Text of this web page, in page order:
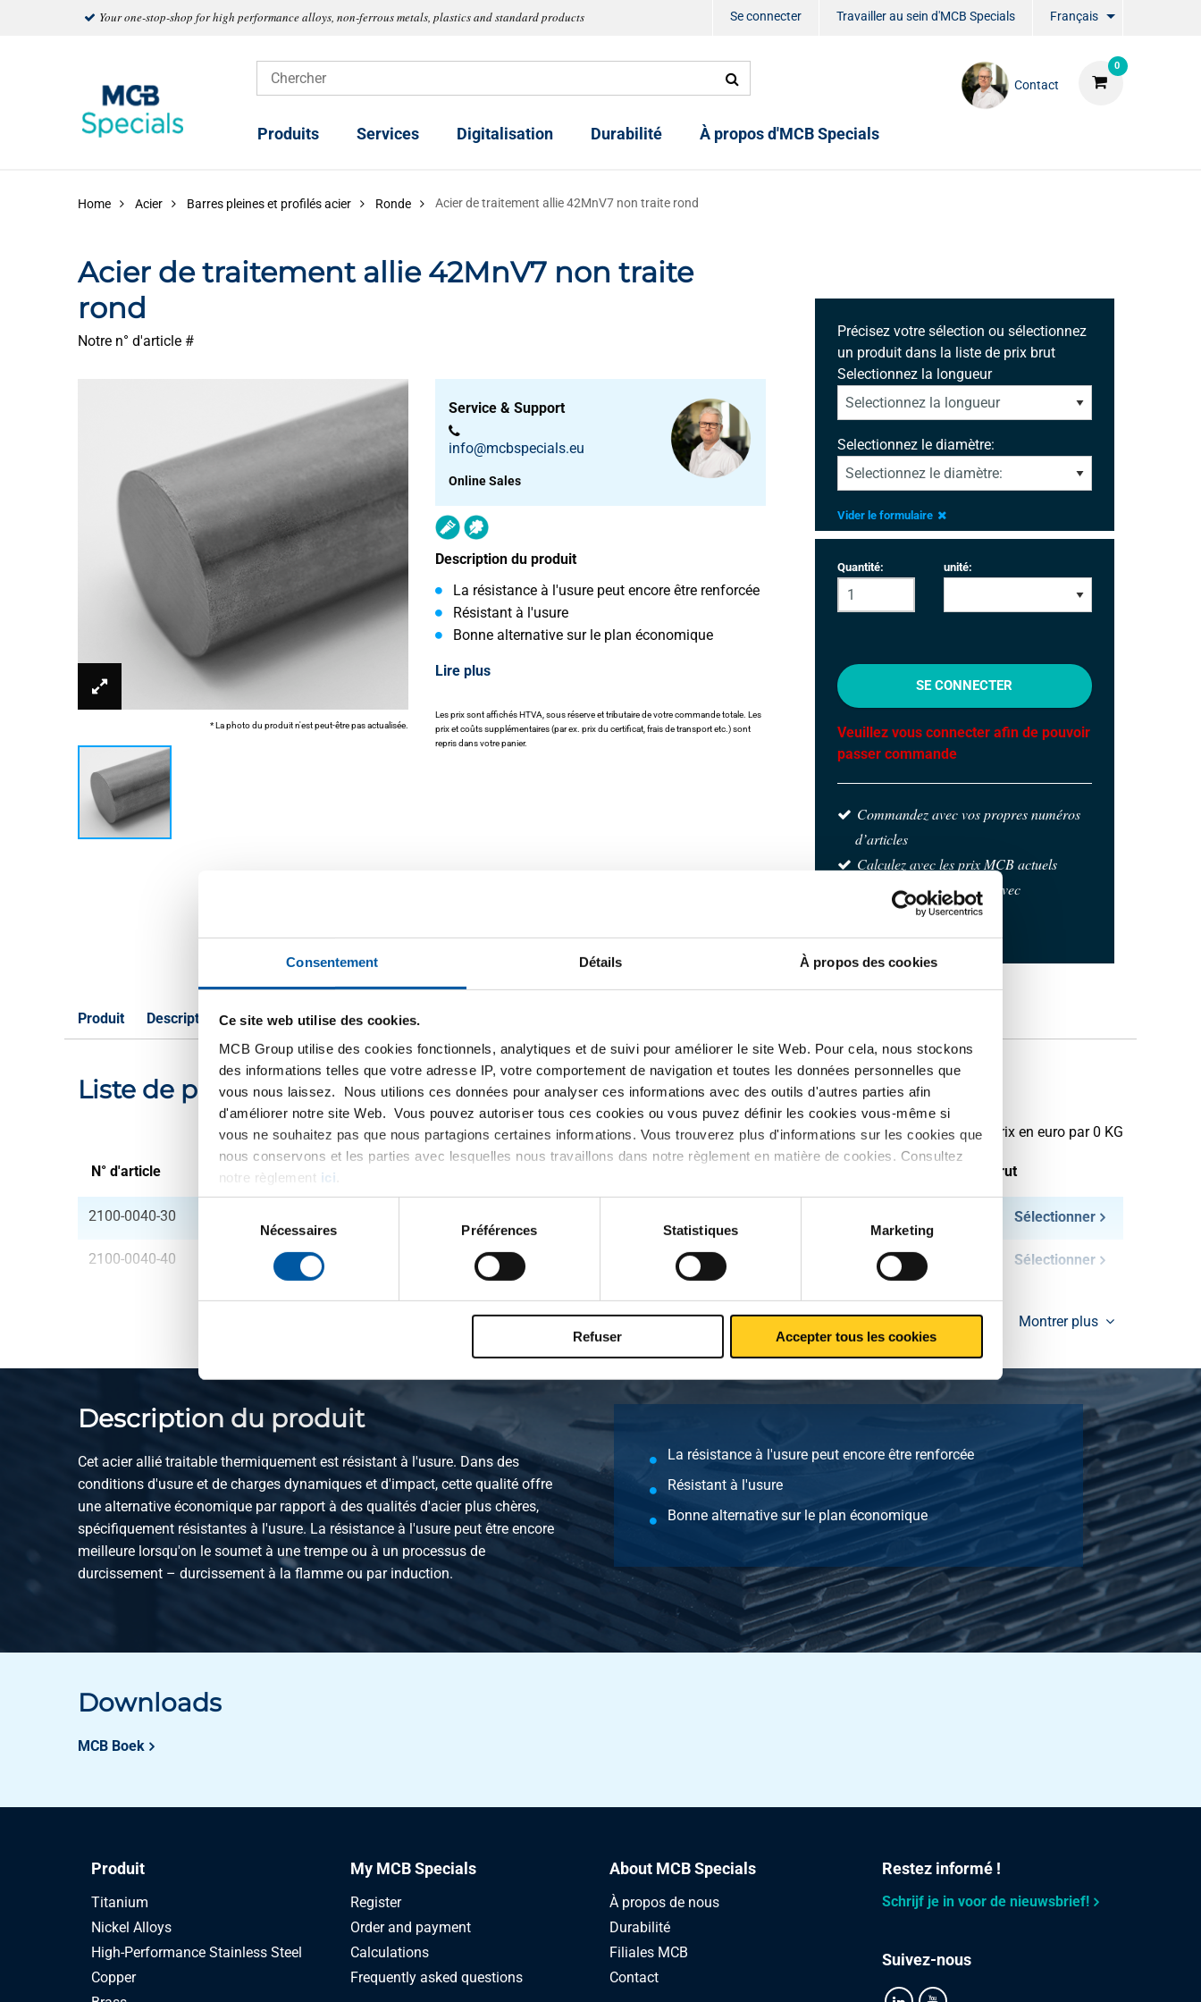
Consentement Détails À propos des cookies
Ce site web utilise des cookies.
MCB Group utilise des cookies fonctionnels, analytiques et de suivi pour améliorer le site Web. Pour cela, nous stockons
des informations telles que votre adresse IP, votre comportement de navigation et toutes les données personnelles que
vous nous laissez. Nous utilions ces données pour analyser ces informations avec des outils d'autres parties afin
d'améliorer notre site Web. Vous pouvez autoriser tous ces cookies ou vous puvez définir les cookies vous-même si
vous ne souhaitez pas que nous partagions certaines informations. Vous trouverez plus d'informations sur les cookies que
nous conservons et les parties avec lesquelles nous travaillons dans notre règlement en matière de cookies. Consultez
notre règlement ici
consentement
Nécessaires Préférences Statistiques Marketing
Refuser Accepter tous les cookies
Your one-stop-shop for high performance alloys, non-ferrous metals, plastics and standard products Se connecter Travailler au sein d'MCB Specials Français
0
Contact
Produits Services Digitalisation Durabilité À propos d'MCB Specials
Home Acier Barres pleines et profilés acier Ronde Acier de traitement allie 42MnV7 non traite rond
Acier de traitement allie 42MnV7 non traite
rond
Notre n° d'article #
* La photo du produit n'est peut-être pas actualisée.
Service & Support
info@mcbspecials.eu
Online Sales
Description du produit
La résistance à l'usure peut encore être renforcée
Résistant à l'usure
Bonne alternative sur le plan économique
Lire plus
Les prix sont affichés HTVA, sous réserve et tributaire de votre commande totale. Les
prix et coûts supplémentaires (par ex. prix du certificat, frais de transport etc.) sont
repris dans votre panier.
Précisez votre sélection ou sélectionnez
un produit dans la liste de prix brut
Selectionnez la longueur
Selectionnez le diamètre:
Vider le formulaire
Quantité: unité:
SE CONNECTER
Veuillez vous connecter afin de pouvoir
passer commande
Commandez avec vos propres numéros
d’articles
Calculez avec les prix MCB actuels
Suivez votre commande avec
Track&Trace
Produit Description du produit Liste de prix brut
Liste de prix bruts: Acier de traitement allie 42MnV7 non traite rond
Prix en euro par 0 KG
N° d'article Description Prix brut
2100-0040-30 Sélectionner
2100-0040-40 Ac de traitement all 42 MnV 7 rond 40 mm non traite ca 6-6,2 mtr Sélectionner
Montrer plus
Description du produit
Cet acier allié traitable thermiquement est résistant à l'usure. Dans des
conditions d'usure et de charges dynamiques et d'impact, cette qualité offre
une alternative économique par rapport à des qualités d'acier plus chères,
spécifiquement résistantes à l'usure. La résistance à l'usure peut être encore
meilleure lorsqu'on le soumet à une trempe ou à un processus de
durcissement – durcissement à la flamme ou par induction.
La résistance à l'usure peut encore être renforcée
Résistant à l'usure
Bonne alternative sur le plan économique
Downloads
MCB Boek
Produit
Titanium
Nickel Alloys
High-Performance Stainless Steel
Copper
My MCB Specials
Register
Order and payment
Calculations
Frequently asked questions
About MCB Specials
À propos de nous
Durabilité
Filiales MCB
Contact
Restez informé !
Schrijf je in voor de nieuwsbrief!
Suivez-nous